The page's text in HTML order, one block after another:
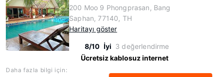
200 Moo 9 Phongprasan, Bang
Saphan, 77140, TH
Haritayı göster
8/10 İyi 3 değerlendirme
Ücretsiz kablosuz internet
Daha fazla bilgi için: